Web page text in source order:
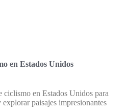
en Estados Unidos
ciclismo en Estados Unidos para
paisajes impresionantes